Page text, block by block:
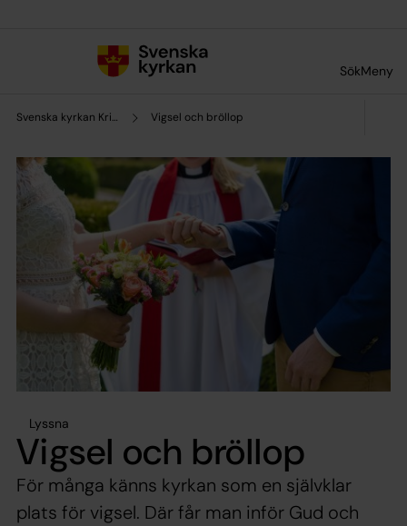
SökMeny
Svenska kyrkan Kristinehamn Vigsel och bröllop
Lyssna
Vigsel och bröllop
För många känns kyrkan som en självklar
plats för vigsel. Där får man inför Gud och